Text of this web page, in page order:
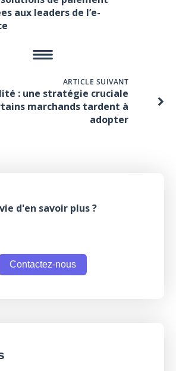
aux leaders de l’e-
ARTICLE SUIVANT
: une stratégie cruciale
marchands tardent à
adopter
d'en savoir plus ?
Contactez-nous